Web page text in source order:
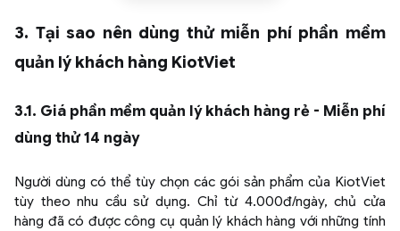
3. Tại sao nên dùng thử miễn phí phần mềm
quản lý khách hàng KiotViet
3.1. Giá phần mềm quản lý khách hàng rẻ - Miễn phí
dùng thử 14 ngày
Người dùng có thể tùy chọn các gói sản phẩm của KiotViet
tùy theo nhu cầu sử dụng. Chỉ từ 4.000đ/ngày, chủ cửa
hàng đã có được công cụ quản lý khách hàng với những tính